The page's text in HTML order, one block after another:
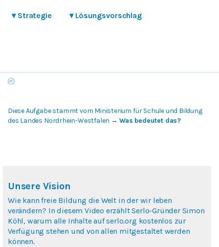
▾ Strategie ▾ Lösungsvorschlag
Diese Aufgabe stammt vom Ministerium für Schule und Bildung
des Landes Nordrhein-Westfalen → Was bedeutet das?
Unsere Vision
Wie kann freie Bildung die Welt in der wir leben
verändern? In diesem Video erzählt Serlo-Gründer Simon
Köhl, warum alle Inhalte auf serlo.org kostenlos zur
Verfügung stehen und von allen mitgestaltet werden
können.